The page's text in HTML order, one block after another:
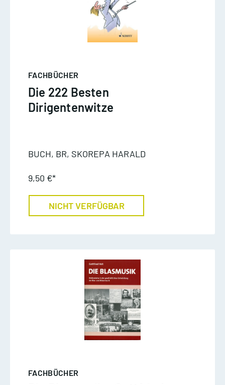
FACHBÜCHER
Die 222 Besten
Dirigentenwitze
BUCH, BR, SKOREPA HARALD
9,50 €*
NICHT VERFÜGBAR
FACHBÜCHER